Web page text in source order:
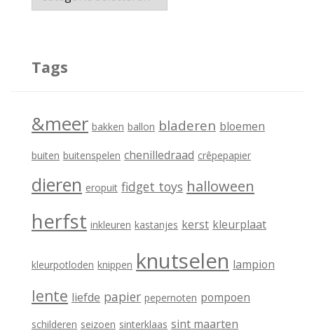
Tags
&meer bakken ballon bladeren bloemen
buiten buitenspelen chenilledraad crêpepapier
dieren eropuit fidget toys halloween
herfst inkleuren kastanjes kerst kleurplaat
kleurpotloden knippen knutselen lampion
lente liefde papier pepernoten pompoen
schilderen seizoen sinterklaas sint maarten